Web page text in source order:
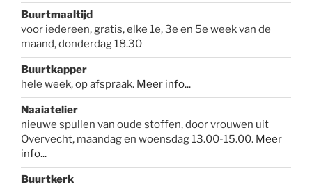
Buurtmaaltijd
voor iedereen, gratis, elke 1e, 3e en 5e week van de
maand, donderdag 18.30
Buurtkapper
hele week, op afspraak. Meer info...
Naaiatelier
nieuwe spullen van oude stoffen, door vrouwen uit
Overvecht, maandag en woensdag 13.00-15.00. Meer
info...
Buurtkerk